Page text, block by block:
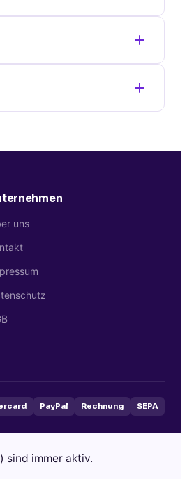
an.
beraten Sie gerne zum
uns
PayPal Rechnung SEPA
sind immer aktiv.